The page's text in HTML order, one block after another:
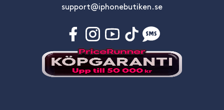
support@iphonebutiken.se